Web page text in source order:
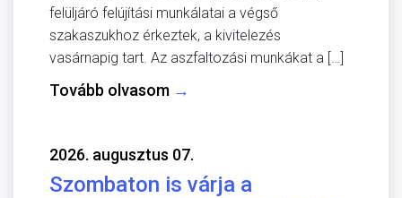
felüljáró felújítási munkálatai a végső
szakaszukhoz érkeztek, a kivitelezés
vasárnapig tart. Az aszfaltozási munkákat a […]
Tovább olvasom →
2026. augusztus 07.
Szombaton is várja a